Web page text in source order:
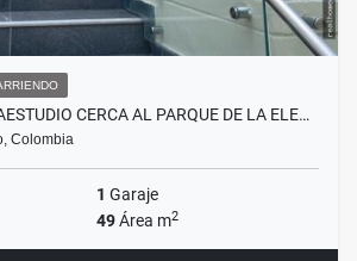
CERCA AL PARQUE DE LA ELE…
Colombia
1 Garaje
49Área m2